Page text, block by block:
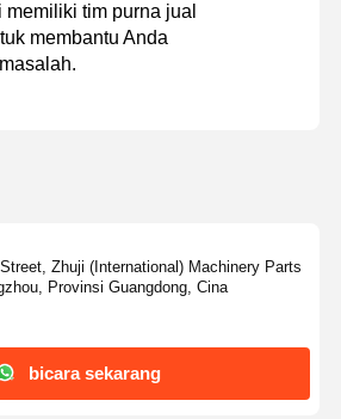
memiliki tim purna jual
membantu Anda
Zhuji (International) Machinery Parts
Provinsi Guangdong, Cina
bicara sekarang